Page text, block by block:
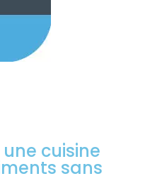
cuisine
sans